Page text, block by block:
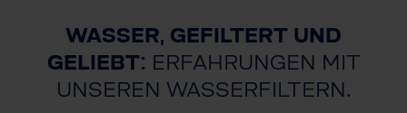
WASSER, GEFILTERT UND
GELIEBT: ERFAHRUNGEN MIT
UNSEREN WASSERFILTERN.